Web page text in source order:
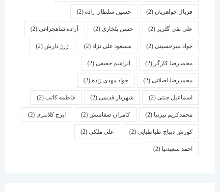
فریال جواهریان(2) حسین سلطان زاده(2)
علی نقی گلریز(2) حسن بلخاری(2) آزاده شاهچراغی(2)
جواد میرحسینی(2) مسعود علی نژاد(2) ژرژ دارش (2)
محمدرضا کارگر(2) ابراهیم حقیقی(2)
محمدرضا اصلانی(2) جواد مهدی زاده(2)
اسماعیل جنتی(2) شهریار قدیمی(2) فاطمه کاتب(2)
محمدکریم پیرنیا (2) کامران صفامنش(2) ایرج کلانتری (2)
کورش دیباج طباطبایی(2) علی ملکی(2)
احمد سعیدنیا (2)